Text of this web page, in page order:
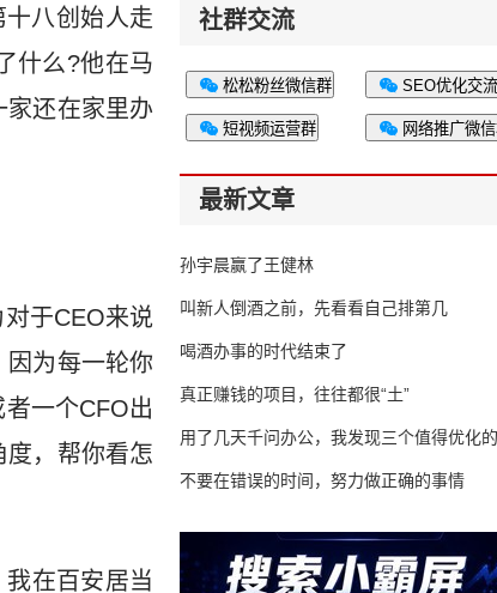
八创始人走
什么?他在马
还在家里办
于CEO来说
为每一轮你
一个CFO出
，帮你看怎
在百安居当
社群交流
松松粉丝微信群 SEO优化交
短视频运营群 网络推广微
最新文章
孙宇晨赢了王健林
叫新人倒酒之前，先看看自己排第几
喝酒办事的时代结束了
真正赚钱的项目，往往都很“土”
用了几天千问办公，我发现三个值得优化
不要在错误的时间，努力做正确的事情